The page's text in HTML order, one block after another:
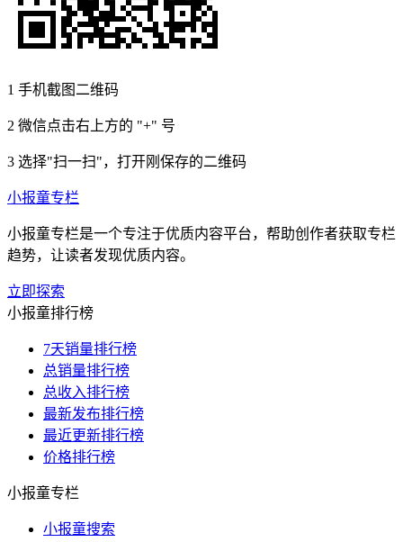
1 手机截图二维码
2 微信点击右上方的 "+" 号
3 选择"扫一扫"，打开刚保存的二维码
小报童专栏
小报童专栏是一个专注于优质内容平台，帮助创作者获取专栏
趋势，让读者发现优质内容。
立即探索
小报童排行榜
7天销量排行榜
总销量排行榜
总收入排行榜
最新发布排行榜
最近更新排行榜
价格排行榜
小报童专栏
小报童搜索